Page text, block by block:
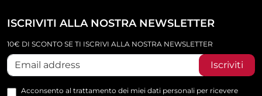
ISCRIVITI ALLA NOSTRA NEWSLETTER
10€ DI SCONTO SE TI ISCRIVI ALLA NOSTRA NEWSLETTER
Iscriviti
Acconsento al trattamento dei miei dati personali per ricevere